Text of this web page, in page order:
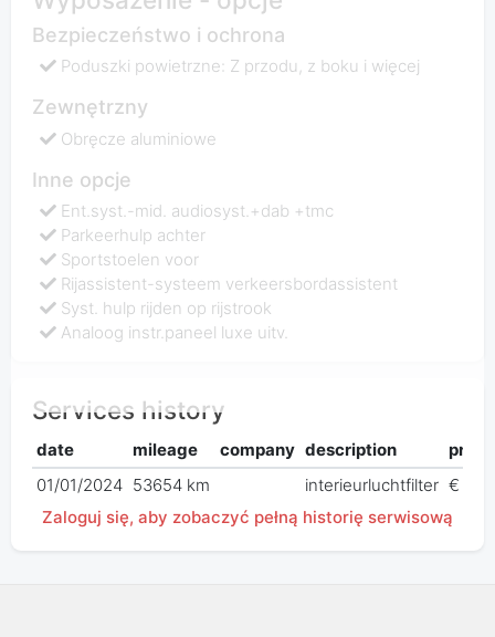
Bezpieczeństwo i ochrona
Poduszki powietrzne: Z przodu, z boku i więcej
Zewnętrzny
Obręcze aluminiowe
Inne opcje
Ent.syst.-mid. audiosyst.+dab +tmc
Parkeerhulp achter
Sportstoelen voor
Rijassistent-systeem verkeersbordassistent
Syst. hulp rijden op rijstrook
Analoog instr.paneel luxe uitv.
Services history
date mileage company description
price
01/01/2024 53654 km interieurluchtfilter €
Zaloguj się, aby zobaczyć pełną historię serwisową